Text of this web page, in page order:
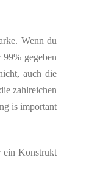
Wenn du
gegeben
auch die
zahlreichen
is important
ein Konstrukt